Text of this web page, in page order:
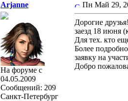
Arjanne
На форуме с
04.05.2009
Сообщений: 209
Санкт-Петербург
Пн Май 29,
Дорогие
заезд 18 июня
Для тех. кто
Более
заявку на
Добро